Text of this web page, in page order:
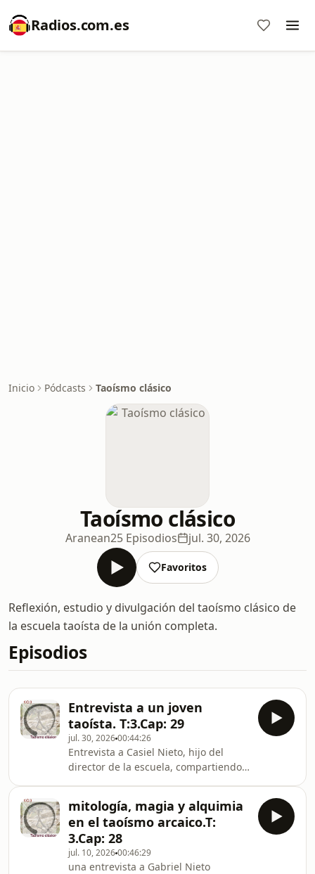
Radios.com.es
Inicio Pódcasts Taoísmo clásico
Taoísmo clásico
Aranean25 Episodios jul. 30, 2026
Favoritos
Reflexión, estudio y divulgación del taoísmo clásico de
la escuela taoísta de la unión completa.
Episodios
Entrevista a un joven
taoísta. T:3.Cap: 29
jul. 30, 202600:44:26
Entrevista a Casiel Nieto, hijo del
director de la escuela, compartiendo
una educación muy influenciada con
el taoísmo y como ve el futuro del
taoísmo en su entorno.
mitología, magia y alquimia
en el taoísmo arcaico.T:
3.Cap: 28
jul. 10, 202600:46:29
una entrevista a Gabriel Nieto